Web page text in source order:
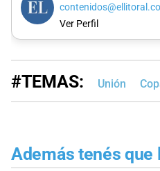
Ver Perfil
#TEMAS: Unión
Además tenés que